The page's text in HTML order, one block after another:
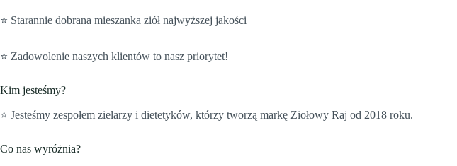
⭐ Starannie dobrana mieszanka ziół najwyższej jakości
⭐ Zadowolenie naszych klientów to nasz priorytet!
Kim jesteśmy?
⭐️ Jesteśmy zespołem zielarzy i dietetyków, którzy tworzą markę Ziołowy Raj od 2018 roku.
Co nas wyróżnia?